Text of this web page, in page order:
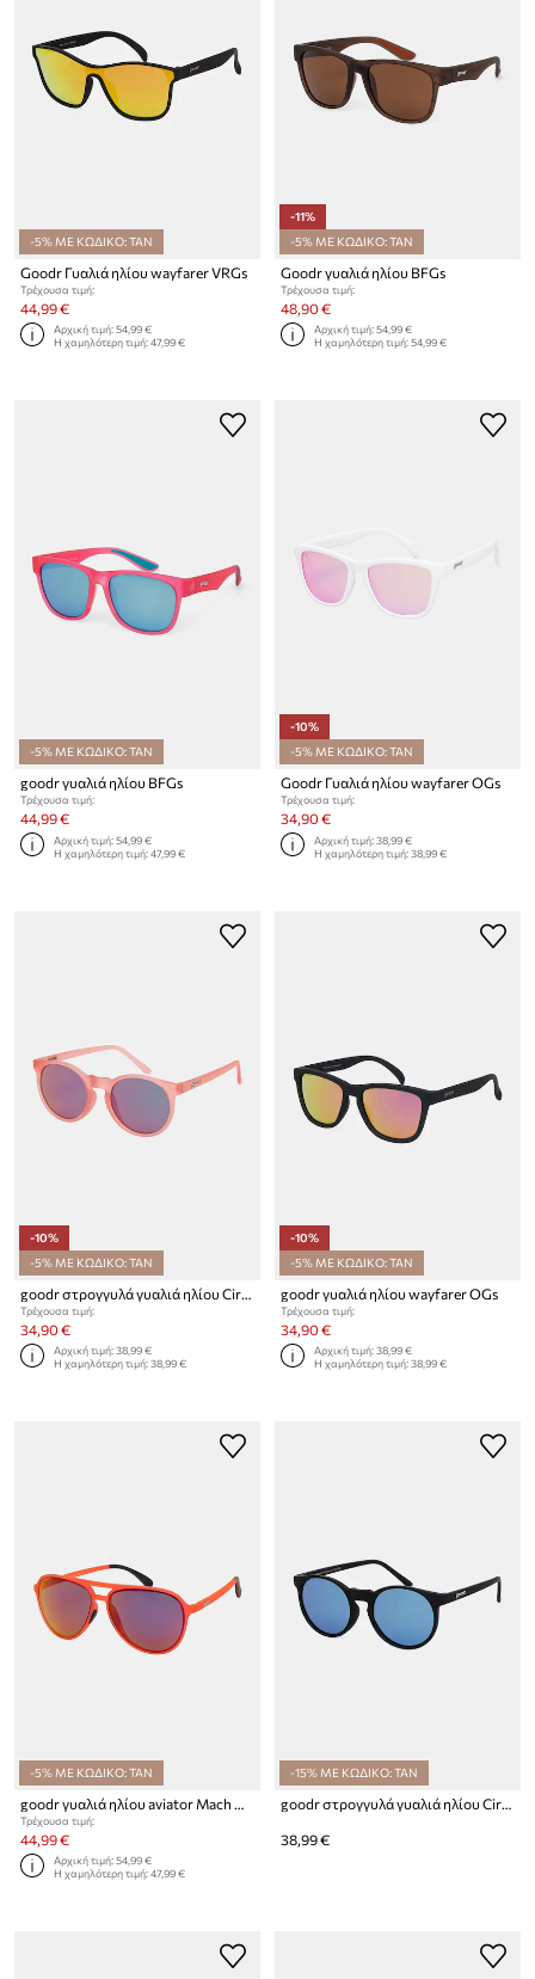
-5% ΜΕ ΚΩΔΙΚΟ: TAN
Goodr Γυαλιά ηλίου wayfarer VRGs
Τρέχουσα τιμή:
44,99 €
Αρχική τιμή:54,99 €
Η χαμηλότερη τιμή:47,99 €
-11%
-5% ΜΕ ΚΩΔΙΚΟ: TAN
Goodr γυαλιά ηλίου BFGs
Τρέχουσα τιμή:
48,90 €
Αρχική τιμή:54,99 €
Η χαμηλότερη τιμή:54,99 €
-5% ΜΕ ΚΩΔΙΚΟ: TAN
goodr γυαλιά ηλίου BFGs
Τρέχουσα τιμή:
44,99 €
Αρχική τιμή:54,99 €
Η χαμηλότερη τιμή:47,99 €
-10%
-5% ΜΕ ΚΩΔΙΚΟ: TAN
Goodr Γυαλιά ηλίου wayfarer OGs
Τρέχουσα τιμή:
34,90 €
Αρχική τιμή:38,99 €
Η χαμηλότερη τιμή:38,99 €
-10%
-5% ΜΕ ΚΩΔΙΚΟ: TAN
Τρέχουσα τιμή:
34,90 €
Αρχική τιμή:38,99 €
Η χαμηλότερη τιμή:38,99 €
-10%
-5% ΜΕ ΚΩΔΙΚΟ: TAN
goodr γυαλιά ηλίου wayfarer OGs
Τρέχουσα τιμή:
34,90 €
Αρχική τιμή:38,99 €
Η χαμηλότερη τιμή:38,99 €
-5% ΜΕ ΚΩΔΙΚΟ: TAN
goodr γυαλιά ηλίου aviator Mach Gs
Τρέχουσα τιμή:
44,99 €
Αρχική τιμή:54,99 €
Η χαμηλότερη τιμή:47,99 €
-15% ΜΕ ΚΩΔΙΚΟ: TAN
goodr στρογγυλά γυαλιά ηλίου Circle Gs
38,99 €